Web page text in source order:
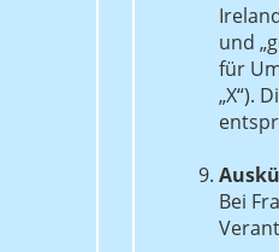
und
für
„X“).
Bei